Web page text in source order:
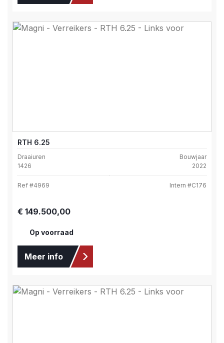
RTH 6.25
Draaiuren
1426
Bouwjaar
2022
Ref #4969 Intern #C176
Normale prijs:
€ 149.500,00
Op voorraad
Meer info